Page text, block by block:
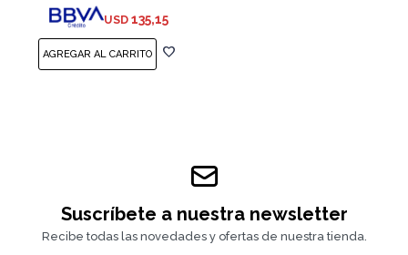
USD 135,15
Suscríbete a nuestra newsletter
Recibe todas las novedades y ofertas de nuestra tienda.